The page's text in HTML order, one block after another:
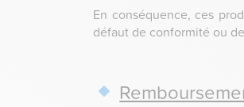
En conséquence, ces
défaut de conformité ou